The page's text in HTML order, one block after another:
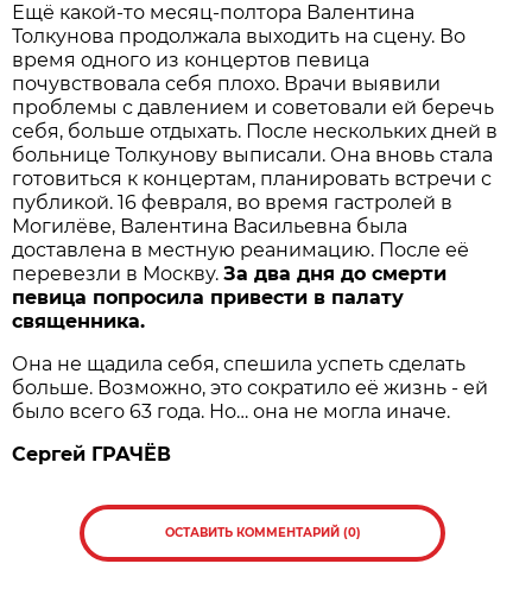
Ещё какой-то месяц-полтора Валентина
Толкунова продолжала выходить на сцену. Во
время одного из концертов певица
почувствовала себя плохо. Врачи выявили
проблемы с давлением и советовали ей беречь
себя, больше отдыхать. После нескольких дней в
больнице Толкунову выписали. Она вновь стала
готовиться к концертам, планировать встречи с
публикой. 16 февраля, во время гастролей в
Могилёве, Валентина Васильевна была
доставлена в местную реанимацию. После её
перевезли в Москву.За два дня до смерти
певица попросила привести в палату
священника.
Она не щадила себя, спешила успеть сделать
больше. Возможно, это сократило её жизнь - ей
было всего 63 года. Но… она не могла иначе.
Сергей ГРАЧЁВ
ОСТАВИТЬ КОММЕНТАРИЙ (0)